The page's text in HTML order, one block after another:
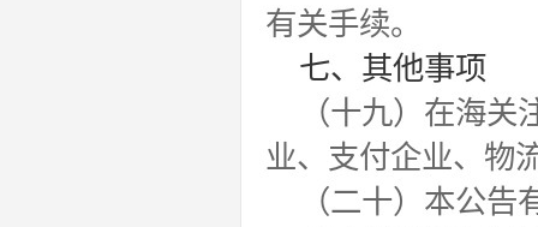
有关手续。
七、其他事项
（十九）在海
业、支付企业、物
（二十）本公